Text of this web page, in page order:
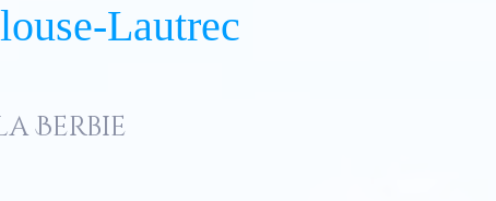
Lautrec
Berbie